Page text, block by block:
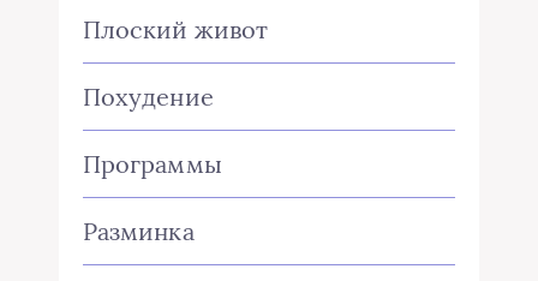
Плоский живот
Похудение
Программы
Разминка